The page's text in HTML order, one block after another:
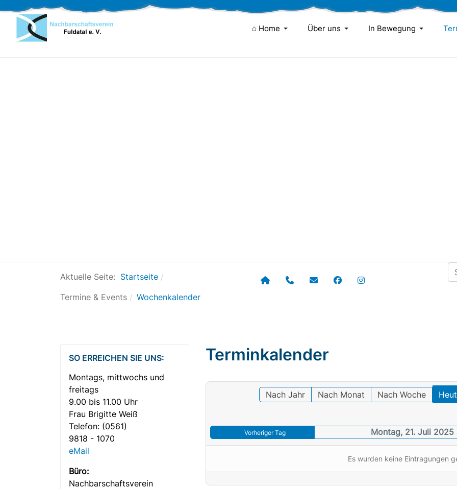
⌂ Home Über uns In Bewegung
Aktuelle Seite: Startseite
Termine & Events
Wochenkalender
Terminkalender
Nach Jahr Nach Monat Nach Woche
Vorheriger Tag Montag, 21. Juli 2025
Es wurden keine Eintragungen
SO ERREICHEN SIE UNS:
Montags, mittwochs und
freitags
9.00 bis 11.00 Uhr
Frau Brigitte Weiß
Telefon: (0561)
9818 - 1070
eMail
Büro:
Nachbar­­schafts­verein